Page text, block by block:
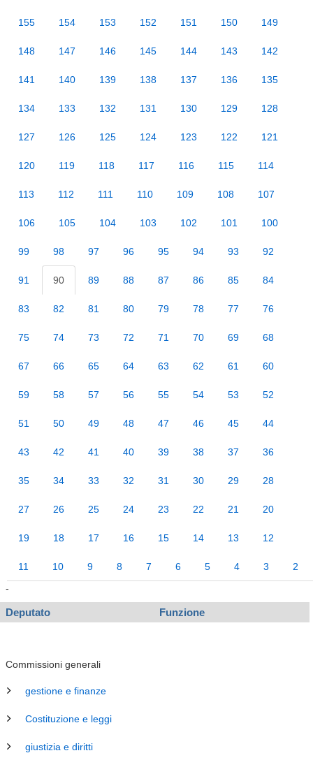
155 154 153 152 151 150 149
148 147 146 145 144 143 142
141 140 139 138 137 136 135
134 133 132 131 130 129 128
127 126 125 124 123 122 121
120 119 118 117 116 115 114
113 112 111 110 109 108 107
106 105 104 103 102 101 100
99 98 97 96 95 94 93 92
91 90 89 88 87 86 85 84
83 82 81 80 79 78 77 76
75 74 73 72 71 70 69 68
67 66 65 64 63 62 61 60
59 58 57 56 55 54 53 52
51 50 49 48 47 46 45 44
43 42 41 40 39 38 37 36
35 34 33 32 31 30 29 28
27 26 25 24 23 22 21 20
19 18 17 16 15 14 13 12
11 10 9 8 7 6 5 4 3
2
-
Deputato Funzione
Commissioni generali
gestione e finanze
Costituzione e leggi
giustizia e diritti